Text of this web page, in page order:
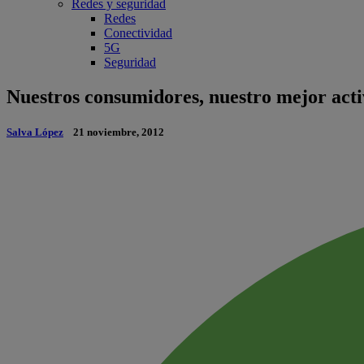
Redes y seguridad
Redes
Conectividad
5G
Seguridad
Nuestros consumidores, nuestro mejor
Salva López 21 noviembre, 2012